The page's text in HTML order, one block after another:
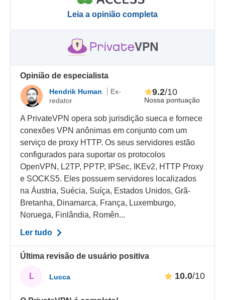
Leia a opinião completa
Opinião de especialista
Hendrik Human
Ex-
redator
Nossa pontuação
9.2/10
A PrivateVPN opera sob jurisdição sueca e fornece
conexões VPN anônimas em conjunto com um
serviço de proxy HTTP. Os seus servidores estão
configurados para suportar os protocolos
OpenVPN, L2TP, PPTP, IPSec, IKEv2, HTTP Proxy
e SOCKS5. Eles possuem servidores localizados
na Áustria, Suécia, Suíça, Estados Unidos, Grã-
Bretanha, Dinamarca, França, Luxemburgo,
Noruega, Finlândia, Romên...
Ler tudo
Última revisão de usuário positiva
L Lucca 10.0/10